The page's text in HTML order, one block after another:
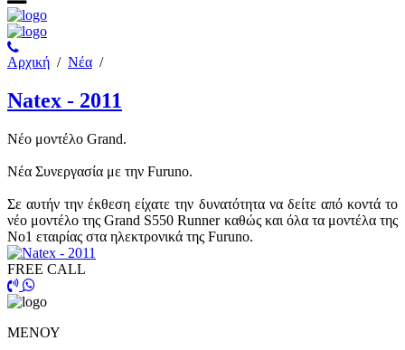
Αρχική / Νέα /
Natex - 2011
Νέο μοντέλο Grand.
Νέα Συνεργασία με την Furuno.
Σε αυτήν την έκθεση είχατε την δυνατότητα να δείτε από κοντά το
νέο μοντέλο της Grand S550 Runner καθώς και όλα τα μοντέλα της
Νο1 εταιρίας στα ηλεκτρονικά της Furuno.
FREE CALL
ΜΕΝΟΥ